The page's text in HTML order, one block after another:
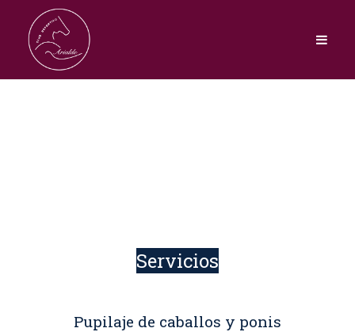
Servicios
Pupilaje de caballos y ponis